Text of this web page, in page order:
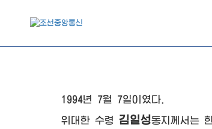
1994년 7월 7일이였다.
위대한 수령 김일성동지께서는